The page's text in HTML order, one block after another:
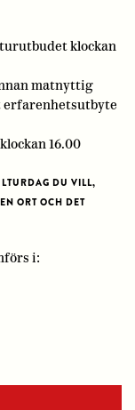
klockan
matnyttig
erfarenhetsutbyte
16.00
DU VILL,
ORT OCH DET
i: